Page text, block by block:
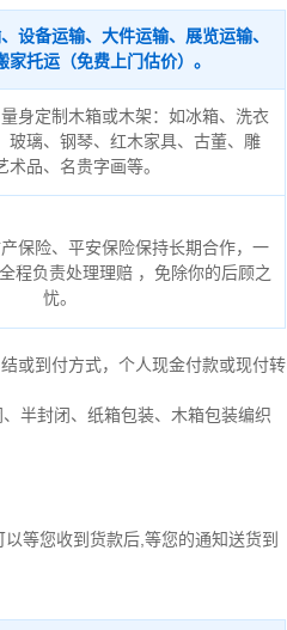
设备运输、大件运输、展览运输、
家托运（免费上门估价）。
身定制木箱或木架：如冰箱、洗衣
玻璃、钢琴、红木家具、古董、雕
术品、名贵字画等。
保险、平安保险保持长期合作，一
程负责处理理赔 ，免除你的后顾之
忧。
或到付方式，个人现金付款或现付转
封闭、纸箱包装、木箱包装编织
等您收到货款后,等您的通知送货到